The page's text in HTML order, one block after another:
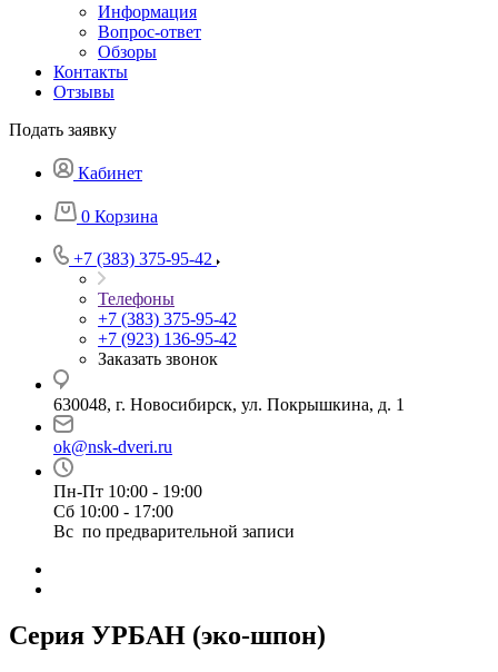
Информация
Вопрос-ответ
Обзоры
Контакты
Отзывы
Подать заявку
Кабинет
0 Корзина
+7 (383) 375-95-42
Телефоны
+7 (383) 375-95-42
+7 (923) 136-95-42
Заказать звонок
630048, г. Новосибирск, ул. Покрышкина, д. 1
ok@nsk-dveri.ru
Пн-Пт 10:00 - 19:00
Сб 10:00 - 17:00
Вс по предварительной записи
Серия УРБАН (эко-шпон)